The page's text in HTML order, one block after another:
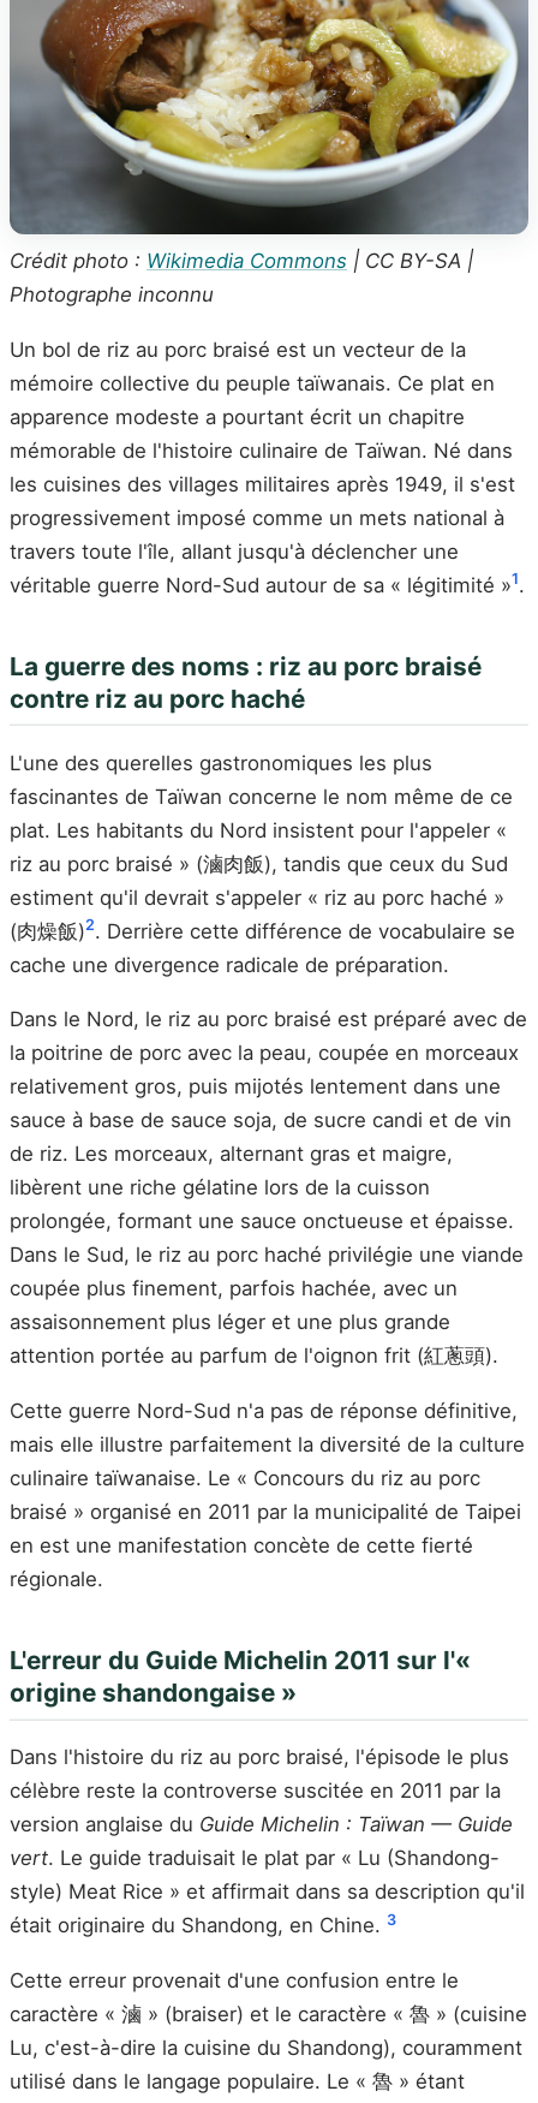
Crédit photo : Wikimedia Commons | CC BY-SA |
Photographe inconnu
Un bol de riz au porc braisé est un vecteur de la
mémoire collective du peuple taïwanais. Ce plat en
apparence modeste a pourtant écrit un chapitre
mémorable de l'histoire culinaire de Taïwan. Né dans
les cuisines des villages militaires après 1949, il s'est
progressivement imposé comme un mets national à
travers toute l'île, allant jusqu'à déclencher une
véritable guerre Nord-Sud autour de sa « légitimité »1.
La guerre des noms : riz au porc braisé
contre riz au porc haché
L'une des querelles gastronomiques les plus
fascinantes de Taïwan concerne le nom même de ce
plat. Les habitants du Nord insistent pour l'appeler «
riz au porc braisé » (滷肉飯), tandis que ceux du Sud
estiment qu'il devrait s'appeler « riz au porc haché »
(肉燥飯)2. Derrière cette différence de vocabulaire se
cache une divergence radicale de préparation.
Dans le Nord, le riz au porc braisé est préparé avec de
la poitrine de porc avec la peau, coupée en morceaux
relativement gros, puis mijotés lentement dans une
sauce à base de sauce soja, de sucre candi et de vin
de riz. Les morceaux, alternant gras et maigre,
libèrent une riche gélatine lors de la cuisson
prolongée, formant une sauce onctueuse et épaisse.
Dans le Sud, le riz au porc haché privilégie une viande
coupée plus finement, parfois hachée, avec un
assaisonnement plus léger et une plus grande
attention portée au parfum de l'oignon frit (紅蔥頭).
Cette guerre Nord-Sud n'a pas de réponse définitive,
mais elle illustre parfaitement la diversité de la culture
culinaire taïwanaise. Le « Concours du riz au porc
braisé » organisé en 2011 par la municipalité de Taipei
en est une manifestation concète de cette fierté
régionale.
L'erreur du Guide Michelin 2011 sur l'«
origine shandongaise »
Dans l'histoire du riz au porc braisé, l'épisode le plus
célèbre reste la controverse suscitée en 2011 par la
version anglaise du Guide Michelin : Taïwan — Guide
vert. Le guide traduisait le plat par « Lu (Shandong-
style) Meat Rice » et affirmait dans sa description qu'il
était originaire du Shandong, en Chine. 3
Cette erreur provenait d'une confusion entre le
caractère « 滷 » (braiser) et le caractère « 魯 » (cuisine
Lu, c'est-à-dire la cuisine du Shandong), couramment
utilisé dans le langage populaire. Le « 魯 » étant